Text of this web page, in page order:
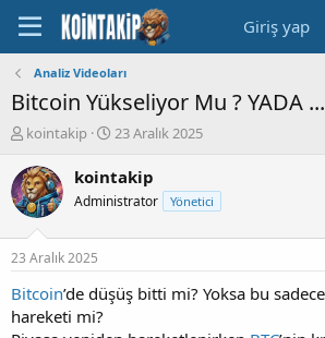
Giriş yap
Analiz Videoları
Bitcoin Yükseliyor Mu ? YADA
K
n
u
y
B
a
ş
a
kointakip
B
ş
l
a
ç
23 Aralık 2025
kointakip
Administrator Yönetici
23 Aralık 2025
Bitcoin’de düşüş bitti mi? Yoksa bu
hareketi mi?